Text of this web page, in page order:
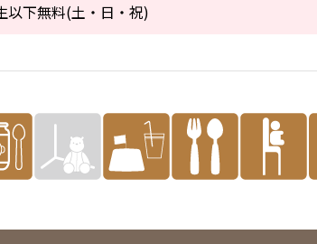
以下無料(土・日・祝)